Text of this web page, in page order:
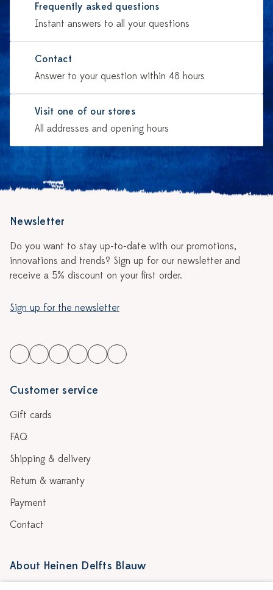
Frequently asked questions
Instant answers to all your questions
Contact
Answer to your question within 48 hours
Visit one of our stores
All addresses and opening hours
Newsletter
Do you want to stay up-to-date with our promotions,
innovations and trends? Sign up for our newsletter and
receive a 5% discount on your first order.
Sign up for the newsletter
Customer service
Gift cards
FAQ
Shipping & delivery
Return & warranty
Payment
Contact
About Heinen Delfts Blauw